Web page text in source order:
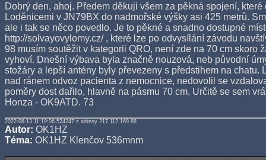
Dobrý den, ahoj. Předem děkuji všem za pěkná spojení,
Loděnicemi v JN79BX do nadmořské výšky asi 425 metrů.
ale i tak se něco povedlo. Je to pěkné a snadno dostupné
http://solvayovylomy.cz/ , které lze po odvysílání závodu
98 musím soutěžit v kategorii QRO, není zde na 70 cm skoro
vyhoví. Dnešní výbava byla značně nouzová, neb původní
stožáry a lepší antény byly převezeny s předstihem na chatu.
nad ránem odvoz pacienta z nemocnice, nedovolil se
poměry dost dařilo, hlavně na pásmu 70 cm. Určitě se sem
Honza - OK9ATD. 73
2022-08-13 11:19:06.524247 z adresy 217.112.169.88
Autor: OK1HZ
Téma: OK1HZ Klenčov 536mnm